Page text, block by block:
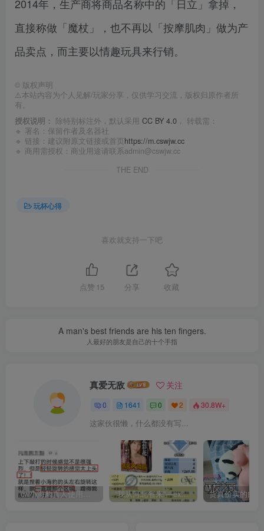
2014年，生产商将商品名称中的「日立」拿掉，
直接称做「魔杖」，也不再以「按摩肌肉」做为产
品卖点，而主要以情趣玩具来行销。
© 版权声明
⚠️本站内容为个人见解/玩家分享，仅供学习交流，版权归原作者所
有。
授权说明： 除特别标注外，默认采用 CC BY 4.0 ， 转载需：
🔹 署名：保留作者及 名器社
🔹 链接：建议附原文链接或首页https://m.cswjw.cc
🔹 商用需授权：商业用途请联系admin@cswjw.cc
THE END
玩杯心得
喜欢就支持一下吧
点赞 15 分享 收藏
A man's best friends are his ten fingers.
人最好的朋友是自己的十个手指
真爱无敌 关注
0 1641 0 2 30.8W+
这家伙很懒，什么都没有写...
cw小海豹真人使用视频教学，小海豹到底咋用？ “我从河北省来”—exe河北彩花（中高刺激）评测 | ¥200-400区间 – 4星推荐